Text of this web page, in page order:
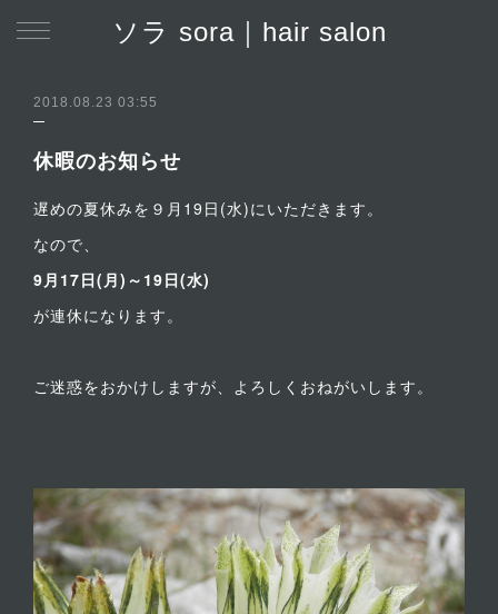
ソラ sora｜hair salon
2018.08.23 03:55
休暇のお知らせ
遅めの夏休みを９月19日(水)にいただきます。
なので、
9月17日(月)～19日(水)
が連休になります。
ご迷惑をおかけしますが、よろしくおねがいします。